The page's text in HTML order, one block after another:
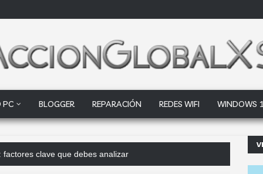
PC BLOGGER REPARACIÓN REDES WIFI WINDOWS
clave que debes analizar